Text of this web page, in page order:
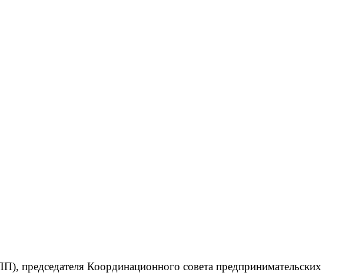
председателя Координационного совета предпринимательских